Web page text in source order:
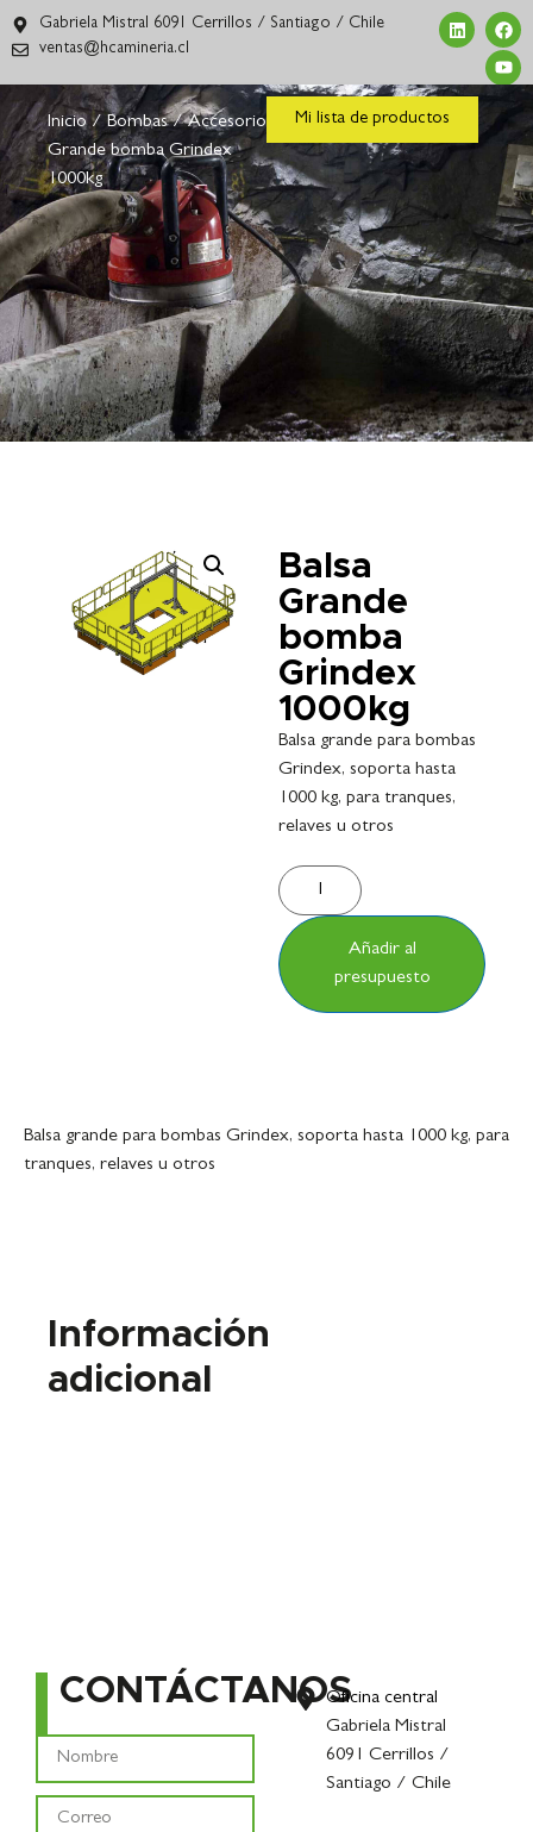
Gabriela Mistral 6091 Cerrillos / Santiago / Chile
ventas@hcamineria.cl
Inicio /Bombas/Accesorios
/ Balsa
Grande bomba Grindex
1000kg
Mi lista de productos
Balsa
Grande
bomba
Grindex
1000kg
Balsa grande para bombas
Grindex, soporta hasta
1000 kg, para tranques,
relaves u otros
Añadir al
presupuesto
Balsa grande para bombas Grindex, soporta hasta 1000 kg, para
tranques, relaves u otros
Información
adicional
CONTÁCTANOSOficina central
Gabriela Mistral
6091 Cerrillos /
Santiago / Chile